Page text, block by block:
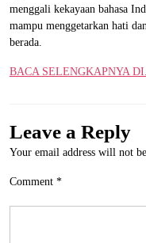
menggali kekayaan bahasa
mampu menggetarkan hati
berada.
BACA SELENGKAPNYA
Leave a Reply
Your email address will not
Comment *